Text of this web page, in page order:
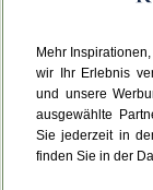
Mehr
wir Ihr Erlebnis
und unsere
ausgewählte
Sie jederzeit in
finden Sie in der
Da ist
Leider ist